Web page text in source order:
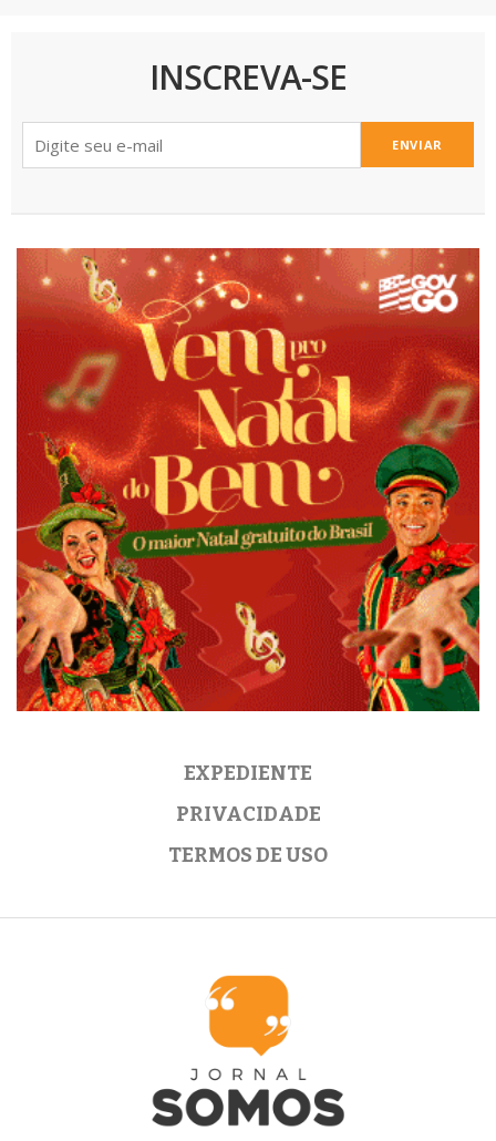
INSCREVA-SE
ENVIAR
EXPEDIENTE
PRIVACIDADE
TERMOS DE USO